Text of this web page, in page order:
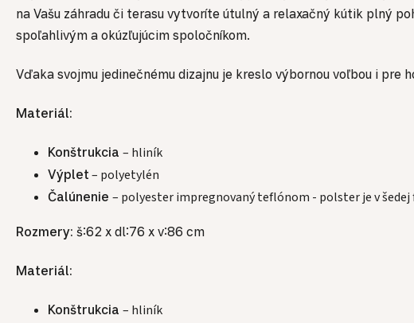
na Vašu záhradu či terasu vytvoríte útulný a relaxačný kútik plný
spoľahlivým a okúzľujúcim spoločníkom.
Vďaka svojmu jedinečnému dizajnu je kreslo výbornou voľbou i pre
Materiál:
Konštrukcia – hliník
Výplet – polyetylén
Čalúnenie – polyester impregnovaný teflónom - polster je v
Rozmery: š:62 x dl:76 x v:86 cm
Materiál:
Konštrukcia – hliník